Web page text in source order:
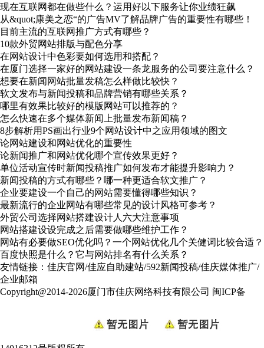
现在互联网都在做些什么？运用好以下服务让你业绩狂飙
从&quot;康美之恋“的广告MV了解品牌广告的重要性有哪些！
目前主流的互联网推广方式有哪些？
10款外贸网站排版与配色分享
在网站设计中色彩要如何选用和搭配？
在厦门选择一家好的网站建设一条龙服务的公司要注意什么？
想要在新闻网站批量发稿怎么样做比较快？
软文发布与新闻投稿和品牌营销有哪些关系？
哪里有效果比较好的模版网站可以推荐的？
怎么快速在多个媒体新闻上批量发布新闻稿？
8步解析用PS画出行业9个网站设计中之应用领域的图文
论网站建设和网站优化的重要性
论新闻推广和网站优化哪个宣传效果更好？
单位活动宣传时新闻投稿推广如何发布才能提升影响力？
新闻投稿的方式有哪些？哪一种更适合软文推广？
企业要建设一个自己的网站需要懂得哪些知识？
最新流行的企业网站有哪些常见的设计风格可参考？
外贸公司选择网站搭建设计人六大注意事项
网站搭建设设完成之后需要做哪些维护工作？
网站有必要做SEO优化吗？一个网站优化几个关健词比较合适？
百度快照是什么？它与网站排名有什么关系？
友情链接： 佳庆官网/佳应自助建站/592新闻投稿/佳庆媒体推广/
企业邮箱
Copyright@2014-2026厦门市佳庆网络科技有限公司 闽ICP备